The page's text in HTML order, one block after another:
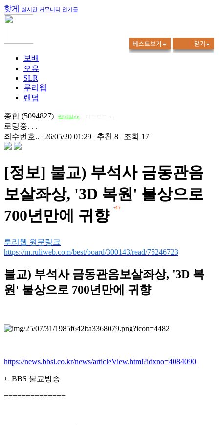
핫게 실시간 커뮤니티 인기글
보배
오유
SLR
루리웹
랜덤
종합 (5094827) 썸네일on
로딩중. . .
죄수번호.. | 26/05/20 01:29 | 추천 8 | 조회 17
[정보] 불교) 부석사 금동관음
보살좌상, '3D 복원' 불상으로
700년만에 귀향
+17
루리웹 원문링크
https://m.ruliweb.com/best/board/300143/read/75246723
불교) 부석사 금동관음보살좌상, '3D 복
원' 불상으로 700년만에 귀향
https://news.bbsi.co.kr/news/articleView.html?idxno=4084090
ㄴBBS 불교방송
==============